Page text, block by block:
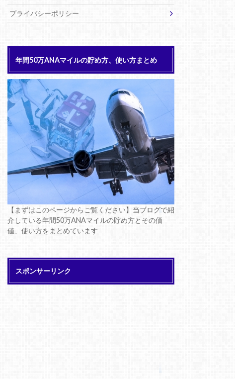
プライバシーポリシー
年間50万ANAマイルの貯め方、使い方まとめ
【まずはこのページからご覧ください】当ブログで紹
介している年間50万ANAマイルの貯め方とその価
値、使い方をまとめています
スポンサーリンク